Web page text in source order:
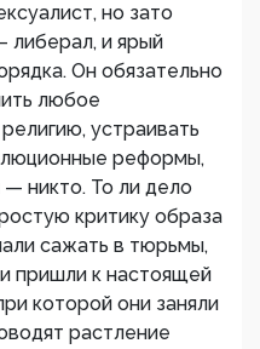
но зато
либерал, и ярый
Он обязательно
любое
устраивать
реформы,
никто. То ли дело
критику образа
сажать в тюрьмы,
пришли к настоящей
которой они заняли
растление